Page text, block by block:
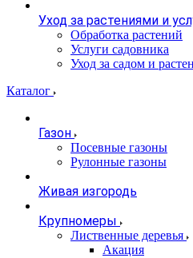
Уход за растениями и
Обработка растений
Услуги садовника
Уход за садом и
Каталог
Газон
Посевные газоны
Рулонные газоны
Живая изгородь
Крупномеры
Лиственные деревья
Акация